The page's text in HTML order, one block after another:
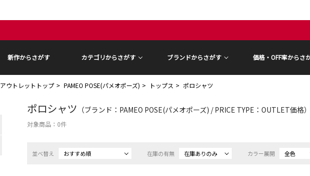
新作からさがす カテゴリからさがす ブランドからさがす 価格・OFF率からさ
アウトレットトップ PAMEO POSE(パメオポーズ) トップス ポロシャツ
ポロシャツ （ブランド：PAMEO POSE(パメオポーズ) / PRICE TYPE：OUTLET価格）
対象商品： 0件
並べ替え おすすめ順 在庫の有無 在庫ありのみ カラー展開 全色